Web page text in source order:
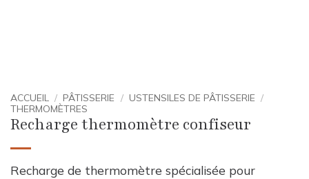
ACCUEIL / PÂTISSERIE / USTENSILES DE PÂTISSERIE /
THERMOMÈTRES
Recharge thermomètre confiseur
Recharge de thermomètre spécialisée pour